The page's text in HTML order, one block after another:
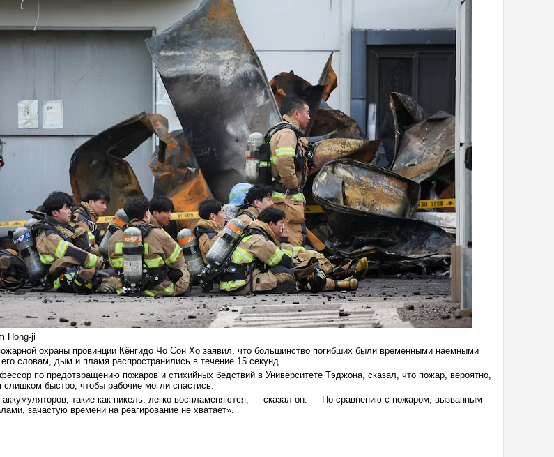
Hong-ji
охраны провинции Кёнгидо Чо Сон Хо заявил, что большинство погибших были временными наемными
словам, дым и пламя распространились в течение 15 секунд.
по предотвращению пожаров и стихийных бедствий в Университете Тэджона, сказал, что пожар, вероятно,
слишком быстро, чтобы рабочие могли спастись.
такие как никель, легко воспламеняются, — сказал он. — По сравнению с пожаром, вызванным
зачастую времени на реагирование не хватает».